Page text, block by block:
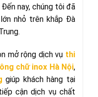
nay, chúng tôi đã
nhỏ trên khắp Đà
mở rộng dịch vụ thi
chữ inox Hà Nội,
giúp khách hàng tại
cận dịch vụ chất